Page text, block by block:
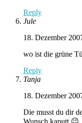
Reply
Jule
18. Dezember
wo ist die grüne
Reply
Tanja
18. Dezember
Die musst du dir